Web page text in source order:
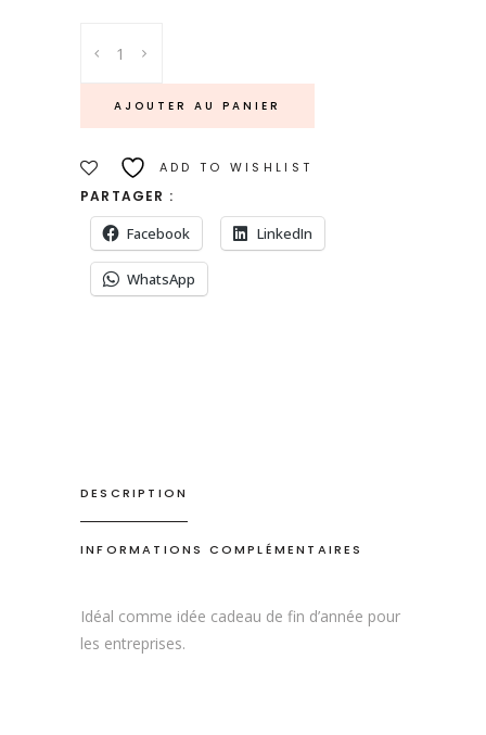
à
gris
quantity
AJOUTER AU PANIER
ADD TO WISHLIST
PARTAGER :
Facebook LinkedIn
WhatsApp
DESCRIPTION
INFORMATIONS COMPLÉMENTAIRES
Idéal comme idée cadeau de fin d’année pour
les entreprises.